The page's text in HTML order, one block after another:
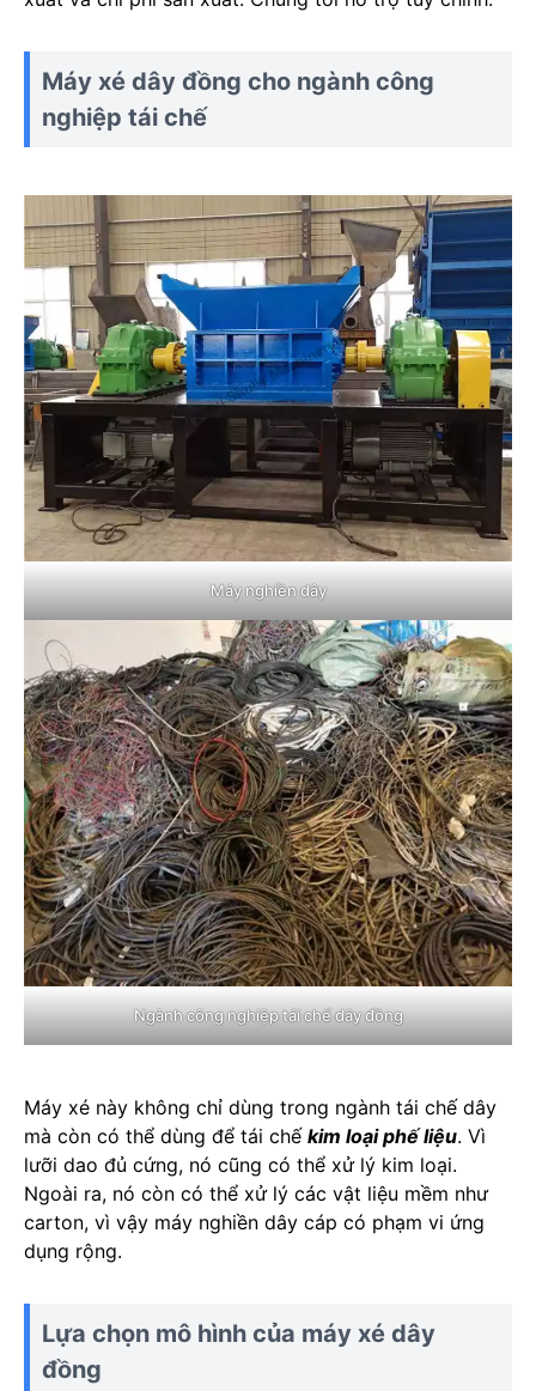
Máy xé dây đồng cho ngành công
nghiệp tái chế
Máy nghiền dây
Ngành công nghiệp tái chế dây đồng
Máy xé này không chỉ dùng trong ngành tái chế dây
mà còn có thể dùng để tái chế kim loại phế liệu. Vì
lưỡi dao đủ cứng, nó cũng có thể xử lý kim loại.
Ngoài ra, nó còn có thể xử lý các vật liệu mềm như
carton, vì vậy máy nghiền dây cáp có phạm vi ứng
dụng rộng.
Lựa chọn mô hình của máy xé dây
đồng